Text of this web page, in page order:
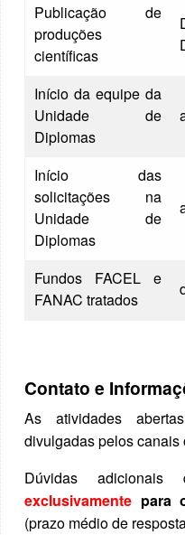
Publicação de
produções
científicas
Início da equipe da
Unidade de
Diplomas
Início das
solicitações na
Unidade de
Diplomas
Fundos FACEL e
FANAC tratados
Contato e
As atividades
divulgadas pelos
Dúvidas adicionais
exclusivamente para
(prazo médio de